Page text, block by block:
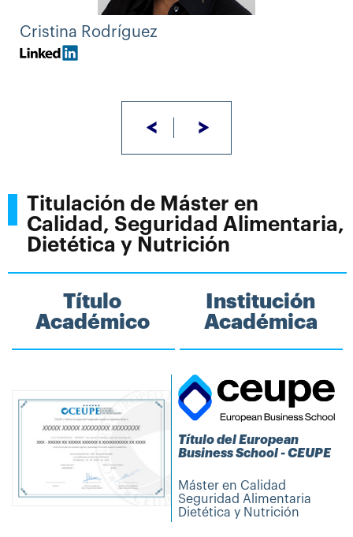
Cristina Rodríguez
< >
Titulación de Máster en
Calidad, Seguridad Alimentaria,
Dietética y Nutrición
Título
Académico
Institución
Académica
Título del European
Business School - CEUPE
Máster en Calidad
Seguridad Alimentaria
Dietética y Nutrición